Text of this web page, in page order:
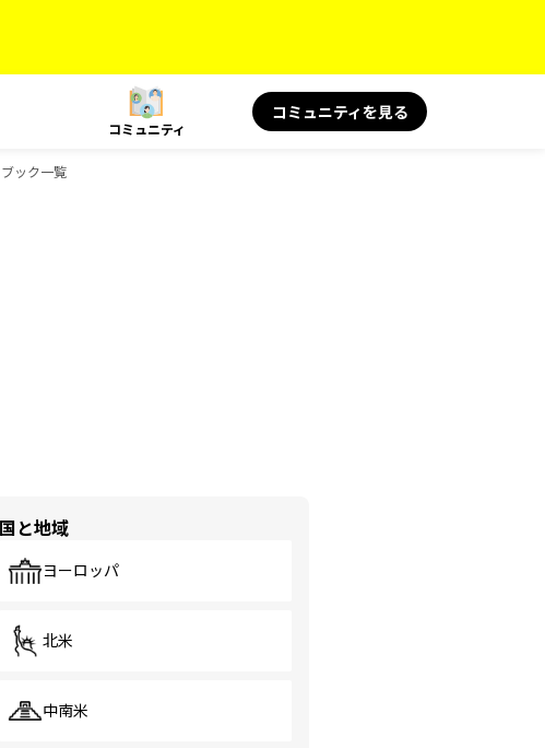
コミュニティ
コミュニティを見る
ック一覧
国と地域
ヨーロッパ
北米
中南米